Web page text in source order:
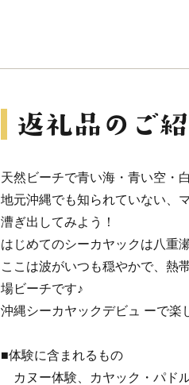
天然ビーチで青い海・青い空・
地元沖縄でも知られていない、
漕ぎ出してみよう！
はじめてのシーカヤックは八重
ここは波がいつも穏やかで、熱
場ビーチです♪
沖縄シーカヤックデビュ ーで楽
■体験に含まれるもの
カヌー体験、カヤック・パド